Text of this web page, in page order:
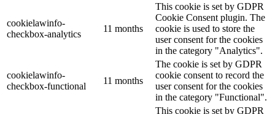
cookielawinfo-
checkbox-analytics
11 months
This cookie is set by GDPR
Cookie Consent plugin. The
cookie is used to store the
user consent for the cookies
in the category "Analytics".
cookielawinfo-
checkbox-functional
11 months
The cookie is set by GDPR
cookie consent to record the
user consent for the cookies
in the category "Functional".
This cookie is set by GDPR